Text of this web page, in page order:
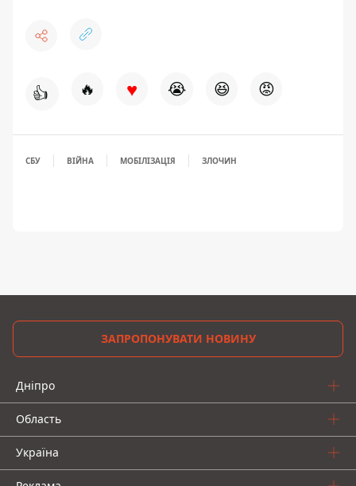
👍 🔥 ♥ 😭 😆 😡
СБУ ВІЙНА МОБІЛІЗАЦІЯ ЗЛОЧИН
ЗАПРОПОНУВАТИ НОВИНУ
Дніпро
Область
Україна